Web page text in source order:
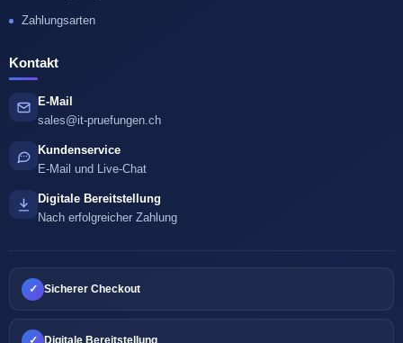
Zahlungsarten
Kontakt
E-Mail
sales@it-pruefungen.ch
Kundenservice
E-Mail und Live-Chat
Digitale Bereitstellung
Nach erfolgreicher Zahlung
✓ Sicherer Checkout
✓ Digitale Bereitstellung